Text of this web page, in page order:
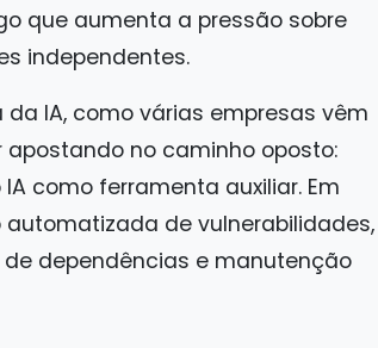
que aumenta a pressão sobre
independentes.
IA, como várias empresas vêm
apostando no caminho oposto:
como ferramenta auxiliar. Em
automatizada de vulnerabilidades,
dependências e manutenção